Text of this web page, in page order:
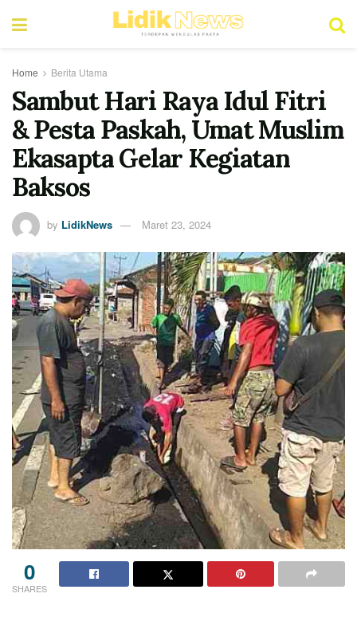
Home Berita Utama
Sambut Hari Raya Idul Fitri
& Pesta Paskah, Umat Muslim
Ekasapta Gelar Kegiatan
Baksos
by LidikNews Maret 23, 2024
0
SHARES